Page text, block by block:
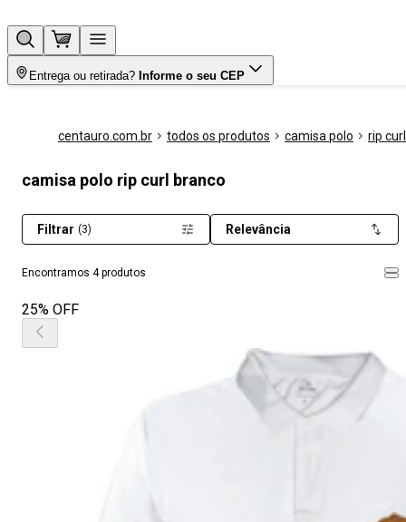
Entrega ou retirada? Informe o seu CEP
centauro.com.br todos os produtos camisa polo rip curl
camisa polo rip curl branco
Encontramos 4 produtos
Filtrar (3) Relevância
25% OFF